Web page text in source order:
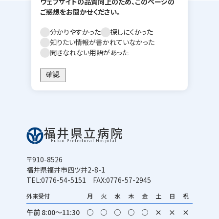
ご感想をお聞かせください。
分かりやすかった
探しにくかった
知りたい情報が書かれていなかった
聞きなれない用語があった
福井県立病院
Fukui Prefectural Hospital
〒910-8526
福井県福井市四ツ井2-8-1
TEL:0776-54-5151 FAX:0776-57-2945
外来受付 月 火 水 木 金 土 日 祝
午前 8:00～11:30 ○ ○ ○ ○ ○ × × ×